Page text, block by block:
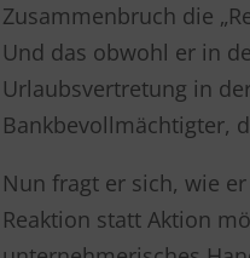
Zusammenbruch die
Und das obwohl er in
Urlaubsvertretung in
Bankbevollmächtigter,
Nun fragt er sich, wie
Reaktion statt Aktion